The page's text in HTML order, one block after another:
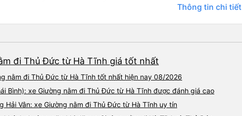
Thông tin chi tiết
đi Thủ Đức từ Hà Tĩnh giá tốt nhất
nằm đi Thủ Đức từ Hà Tĩnh tốt nhất hiện nay 08/2026
Bình): xe Giường nằm đi Thủ Đức từ Hà Tĩnh được đánh giá cao
Hải Vân: xe Giường nằm đi Thủ Đức từ Hà Tĩnh uy tín